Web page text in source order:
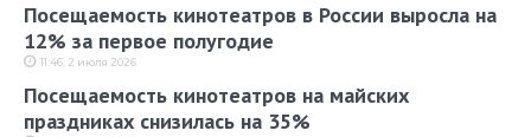
Посещаемость кинотеатров в России выросла на
12% за первое полугодие
11:46, 2 июля 2026
Посещаемость кинотеатров на майских
праздниках снизилась на 35%